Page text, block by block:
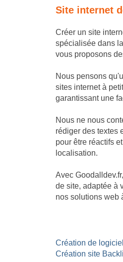
Site internet
Créer un site
spécialisée dans
vous proposons
Nous pensons
sites internet à
garantissant une
Nous ne nous
rédiger des textes
pour être réactifs
localisation.
Avec
de site, adaptée à
nos solutions web
Création de
Création site